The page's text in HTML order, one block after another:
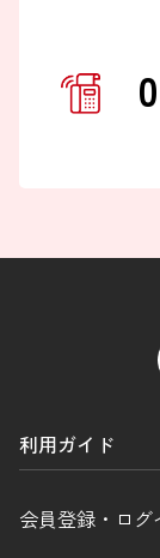
利用ガイド
会員登録・ログ